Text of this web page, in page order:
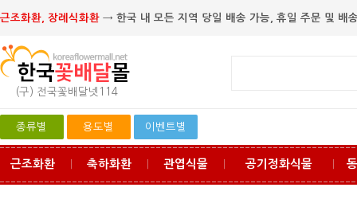
근조화환, 장례식화환 → 한국 내 모든 지역 당일 배송 가능, 휴일 주문 및 배
(구) 전국꽃배달넷114
종류별 용도별 이벤트별
근조화환 축하화환 관엽식물 공기정화식물